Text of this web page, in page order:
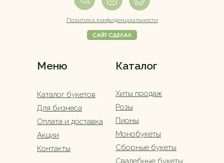
Меню Каталог
Каталог букетов
Политика конфиденциальности
Оплата и доставка
Сборные букеты
Свадебные букеты
Для бизнеса
Хиты продаж
Монобукеты
Акции
Контакты
Розы
Пионы